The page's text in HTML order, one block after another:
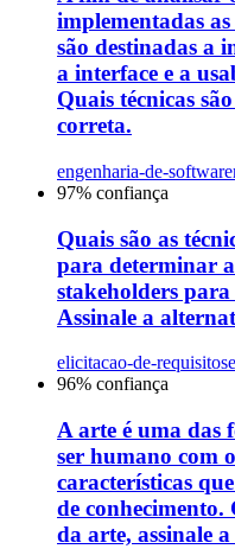
implementadas
são destinadas a
a interface e a
Quais técnicas
correta.
engenharia-de-software
97% confiança
Quais são as
para determinar
stakeholders
Assinale a
elicitacao-de-requisitos
96% confiança
A arte é uma das
ser humano com
características
de conhecimento.
da arte, assinale